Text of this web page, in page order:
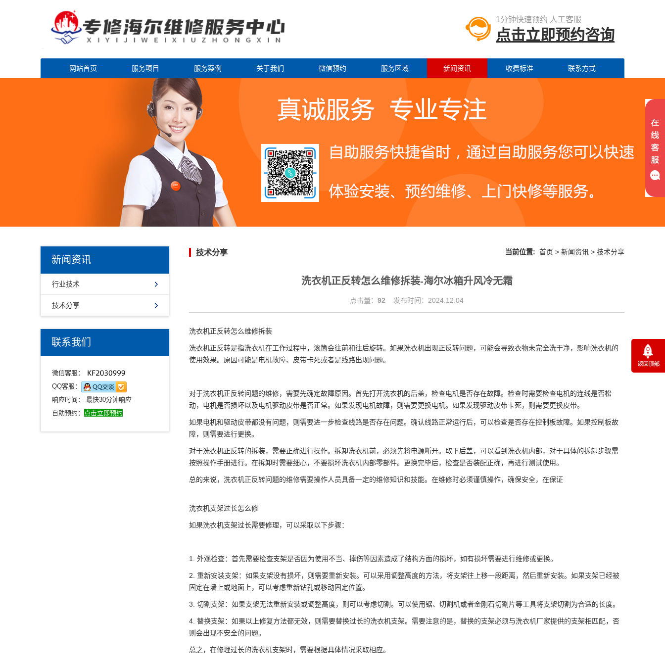
1分钟快速预约 人工客服
点击立即预约咨询
网站首页 服务项目 服务案例 关于我们 微信预约 服务区域 新闻资讯 收费标准 联系方式
新闻资讯
行业技术
技术分享
联系我们
微信客服：
QQ客服：
响应时间： 最快30分钟响应
自助预约： 点击立即预约
技术分享 当前位置: 首页 > 新闻资讯 > 技术分享
洗衣机正反转怎么维修拆装-海尔冰箱升风冷无霜
点击量： 92 发布时间：2024.12.04
洗衣机正反转怎么维修拆装
洗衣机正反转是指洗衣机在工作过程中，滚筒会往前和往后旋转。如果洗衣机出现正反转问题，可能会导致衣物未完全洗干净，影响洗衣机的
使用效果。原因可能是电机故障、皮带卡死或者是线路出现问题。
对于洗衣机正反转问题的维修，需要先确定故障原因。首先打开洗衣机的后盖，检查电机是否存在故障。检查时需要检查电机的连线是否松
动，电机是否损坏以及电机驱动皮带是否正常。如果发现电机故障，则需要更换电机。如果发现驱动皮带卡死，则需要更换皮带。
如果电机和驱动皮带都没有问题，则需要进一步检查线路是否存在问题。确认线路正常运行后，可以检查是否存在控制板故障。如果控制板故
障，则需要进行更换。
对于洗衣机正反转的拆装，需要正确进行操作。拆卸洗衣机前，必须先将电源断开。取下后盖，可以看到洗衣机内部，对于具体的拆卸步骤需
按照操作手册进行。在拆卸时需要细心，不要损坏洗衣机内部零部件。更换完毕后，检查是否装配正确，再进行测试使用。
总的来说，洗衣机正反转问题的维修需要操作人员具备一定的维修知识和技能。在维修时必须谨慎操作，确保安全，在保证
洗衣机支架过长怎么修
如果洗衣机支架过长需要修理，可以采取以下步骤：
1. 外观检查：首先需要检查支架是否因为使用不当、摔伤等因素造成了结构方面的损坏，如有损坏需要进行维修或更换。
2. 重新安装支架：如果支架没有损坏，则需要重新安装。可以采用调整高度的方法，将支架往上移一段距离，然后重新安装。如果支架已经被
固定在墙上或地面上，可以考虑重新钻孔或移动固定位置。
3. 切割支架：如果支架无法重新安装或调整高度，则可以考虑切割。可以使用锯、切割机或者金刚石切割片等工具将支架切割为合适的长度。
4. 替换支架：如果以上修复方法都无效，则需要替换过长的洗衣机支架。需要注意的是，替换的支架必须与洗衣机厂家提供的支架相匹配，否
则会出现不安全的问题。
总之，在修理过长的洗衣机支架时，需要根据具体情况采取相应。